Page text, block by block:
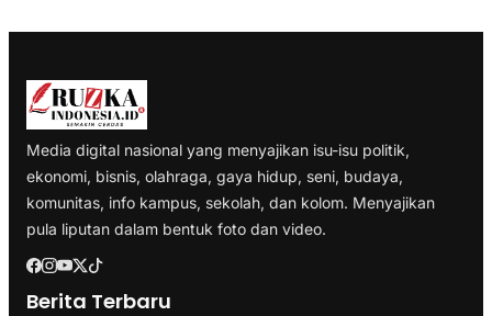
Media digital nasional yang menyajikan isu-isu politik,
ekonomi, bisnis, olahraga, gaya hidup, seni, budaya,
komunitas, info kampus, sekolah, dan kolom. Menyajikan
pula liputan dalam bentuk foto dan video.
Berita Terbaru